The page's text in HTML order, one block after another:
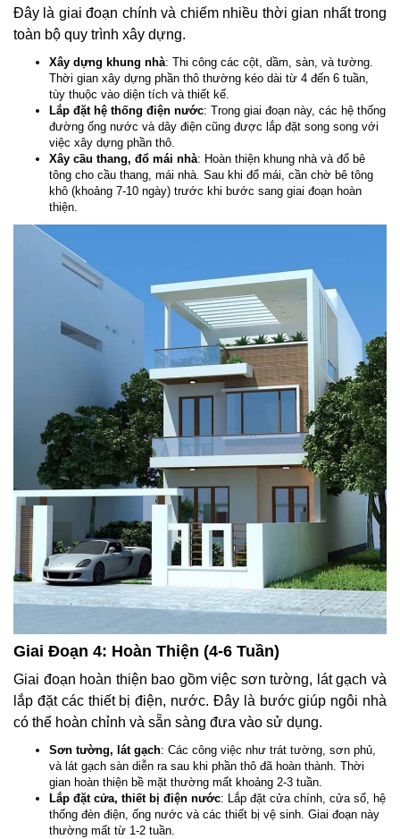
Đây là giai đoạn chính và chiếm nhiều thời gian nhất trong
toàn bộ quy trình xây dựng.
Xây dựng khung nhà: Thi công các cột, dầm, sàn, và tường.
Thời gian xây dựng phần thô thường kéo dài từ 4 đến 6 tuần,
tùy thuộc vào diện tích và thiết kế.
Lắp đặt hệ thống điện nước: Trong giai đoạn này, các hệ thống
đường ống nước và dây điện cũng được lắp đặt song song với
việc xây dựng phần thô.
Xây cầu thang, đổ mái nhà: Hoàn thiện khung nhà và đổ bê
tông cho cầu thang, mái nhà. Sau khi đổ mái, cần chờ bê tông
khô (khoảng 7-10 ngày) trước khi bước sang giai đoạn hoàn
thiện.
Giai Đoạn 4: Hoàn Thiện (4-6 Tuần)
Giai đoạn hoàn thiện bao gồm việc sơn tường, lát gạch và
lắp đặt các thiết bị điện, nước. Đây là bước giúp ngôi nhà
có thể hoàn chỉnh và sẵn sàng đưa vào sử dụng.
Sơn tường, lát gạch: Các công việc như trát tường, sơn phủ,
và lát gạch sàn diễn ra sau khi phần thô đã hoàn thành. Thời
gian hoàn thiện bề mặt thường mất khoảng 2-3 tuần.
Lắp đặt cửa, thiết bị điện nước: Lắp đặt cửa chính, cửa sổ, hệ
thống đèn điện, ống nước và các thiết bị vệ sinh. Giai đoạn này
thường mất từ 1-2 tuần.